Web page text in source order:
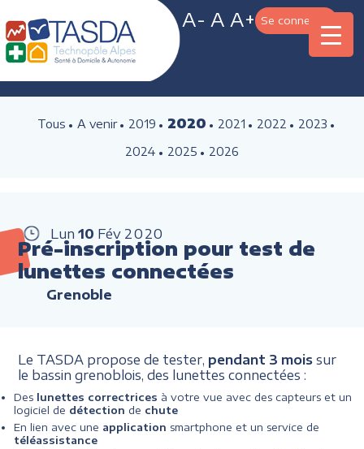
A- A A+ Se connecter
Tous A venir 2019 2020 2021 2022
2023
2024
2025 2026
Lun 10 Fév 2020
Pré-inscription pour test de
lunettes connectées
Grenoble
Le TASDA propose de tester, pendant 3 mois sur
le bassin grenoblois, des lunettes connectées :
Des lunettes correctrices à votre vue avec des capteurs et un
logiciel de détection de chute
En lien avec une application smartphone et un service de
téléassistance